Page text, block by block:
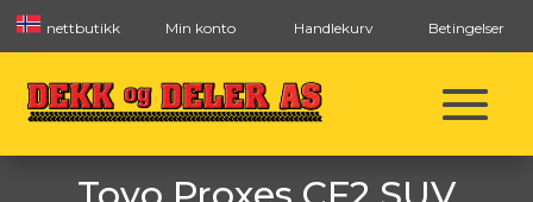
nettbutikk Min konto Handlekurv Betingelser